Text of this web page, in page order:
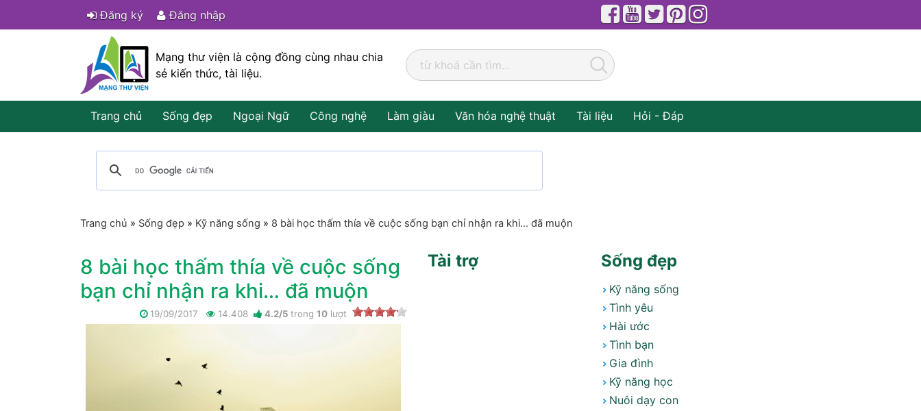
Đăng ký Đăng nhập
Mạng thư viện là cộng đồng cùng nhau chia
sẻ kiến thức, tài liệu.
Trang chủ Sống đẹp Ngoại Ngữ Công nghệ Làm giàu Văn hóa nghệ thuật Tài liệu Hỏi - Đáp
Trang chủ » Sống đẹp » Kỹ năng sống » 8 bài học thấm thía về cuộc sống bạn chỉ nhận ra khi… đã muộn
8 bài học thấm thía về cuộc sống
bạn chỉ nhận ra khi… đã muộn
19/09/2017 14.408 4.2/5 trong 10lượt
Tài trợ Sống đẹp
Kỹ năng sống
Tình yêu
Hài ước
Tình bạn
Gia đình
Kỹ năng học
Nuôi dạy con